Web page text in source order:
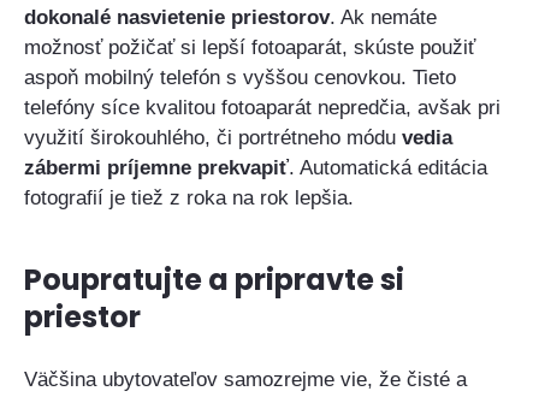
dokonalé nasvietenie priestorov. Ak nemáte
možnosť požičať si lepší fotoaparát, skúste použiť
aspoň mobilný telefón s vyššou cenovkou. Tieto
telefóny síce kvalitou fotoaparát nepredčia, avšak pri
využití širokouhlého, či portrétneho módu vedia
zábermi príjemne prekvapiť. Automatická editácia
fotografií je tiež z roka na rok lepšia.
Poupratujte a pripravte si
priestor
Väčšina ubytovateľov samozrejme vie, že čisté a